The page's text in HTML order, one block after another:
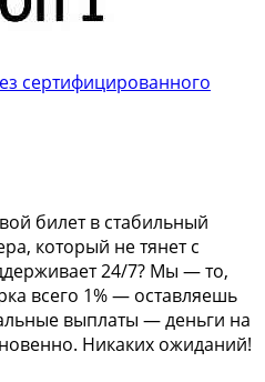
сертифицированного
билет в стабильный
который не тянет с
24/7? Мы — то,
всего 1% — оставляешь
выплаты — деньги на
Никаких ожиданий!